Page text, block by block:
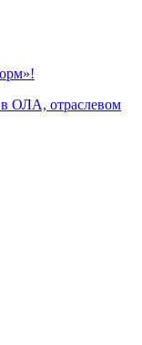
ОЛА, отраслевом